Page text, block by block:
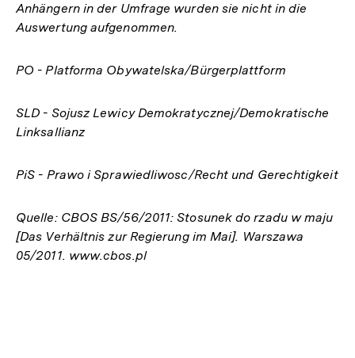
Anhängern in der Umfrage wurden sie nicht in die
Auswertung aufgenommen.
PO - Platforma Obywatelska/Bürgerplattform
SLD - Sojusz Lewicy Demokratycznej/Demokratische
Linksallianz
PiS - Prawo i Sprawiedliwosc/Recht und Gerechtigkeit
Quelle: CBOS BS/56/2011: Stosunek do rzadu w maju
[Das Verhältnis zur Regierung im Mai]. Warszawa
05/2011. www.cbos.pl